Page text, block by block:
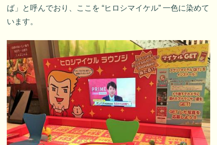
ば」と呼んでおり、ここを “ヒロシマイケル” 一色に染めて
います。